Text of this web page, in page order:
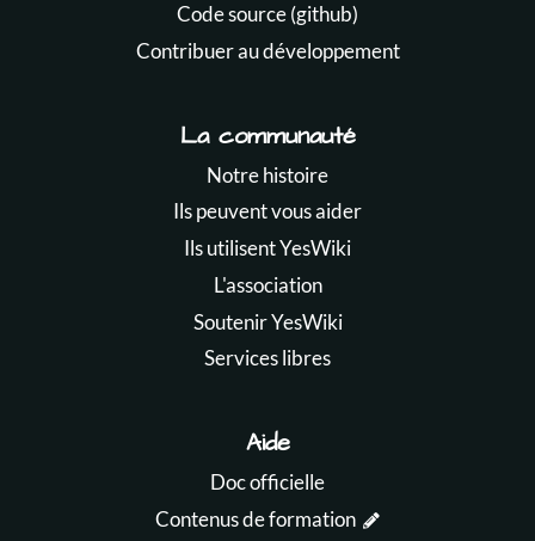
Code source (github)
Contribuer au développement
La communauté
Notre histoire
Ils peuvent vous aider
Ils utilisent YesWiki
L'association
Soutenir YesWiki
Services libres
Aide
Doc officielle
Contenus de formation